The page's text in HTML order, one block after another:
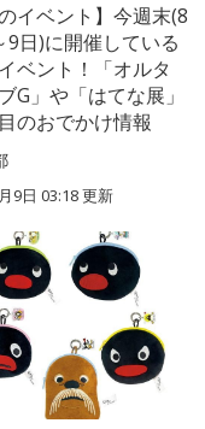
のイベント】今週末(8
9日)に開催している
ベント！「オルタ
G」や「はてな展」
のおでかけ情報
9日 03:18更新